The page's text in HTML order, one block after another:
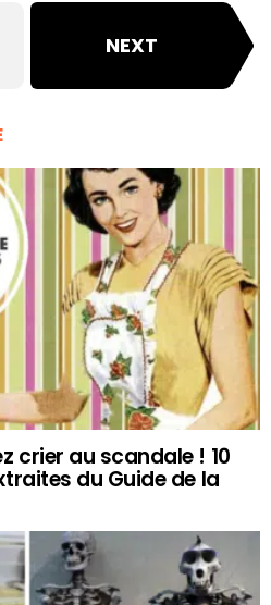
NEXT
crier au scandale ! 10
du Guide de la